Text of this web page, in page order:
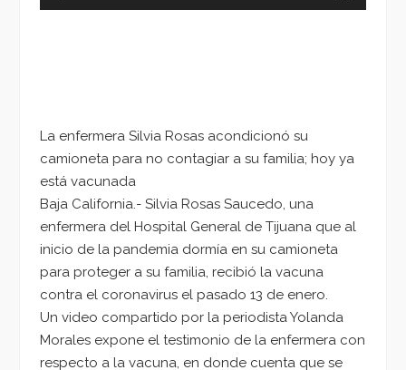
La enfermera Silvia Rosas acondicionó su
camioneta para no contagiar a su familia; hoy ya
está vacunada
Baja California.- Silvia Rosas Saucedo, una
enfermera del Hospital General de Tijuana que al
inicio de la pandemia dormía en su camioneta
para proteger a su familia, recibió la vacuna
contra el coronavirus el pasado 13 de enero.
Un video compartido por la periodista Yolanda
Morales expone el testimonio de la enfermera con
respecto a la vacuna, en donde cuenta que se